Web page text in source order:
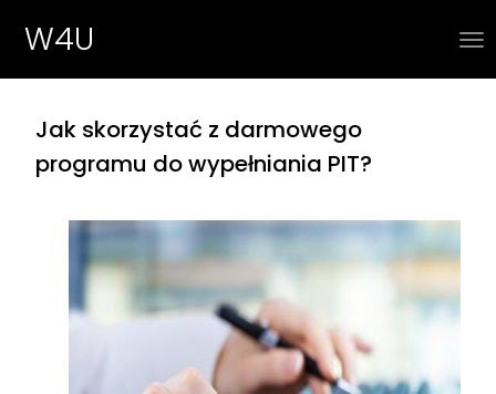
W4U
Jak skorzystać z darmowego
programu do wypełniania PIT?